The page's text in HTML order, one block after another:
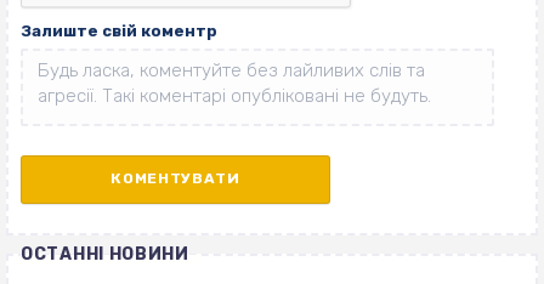
Залиште свій коментр
ОСТАННІ НОВИНИ